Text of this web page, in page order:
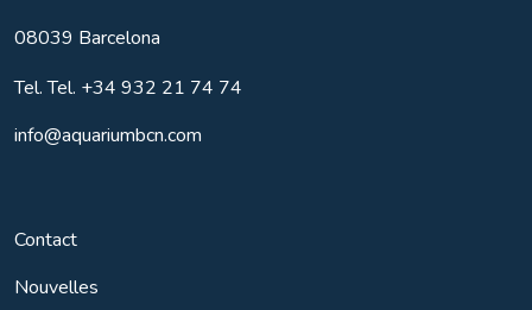
08039 Barcelona
Tel.Tel. +34 932 21 74 74
info@aquariumbcn.com
Contact
Nouvelles